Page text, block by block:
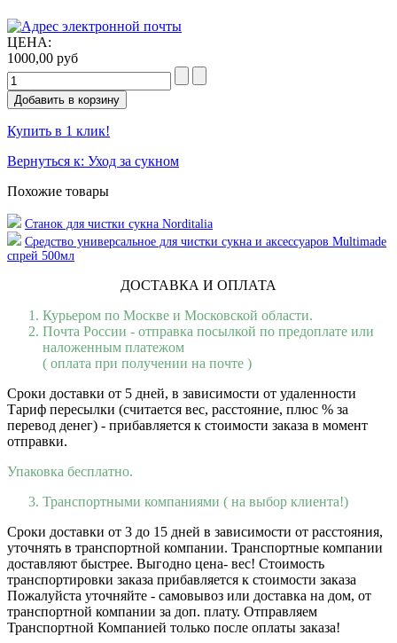
ЦЕНА:
1000,00 руб
Купить в 1 клик!
Вернуться к: Уход за сукном
Похожие товары
Станок для чистки сукна Norditalia
Средство универсальное для чистки сукна и аксессуаров Multimade
спрей 500мл
ДОСТАВКА И ОПЛАТА
Курьером по Москве и Московской области.
Почта России - отправка посылкой по предоплате или
наложенным платежом
( оплата при получении на почте )
Сроки доставки от 5 дней, в зависимости от удаленности
Тариф пересылки (считается вес, расстояние, плюс % за
перевод денег) - прибавляется к стоимости заказа в момент
отправки.
Упаковка бесплатно.
Транспортными компаниями ( на выбор клиента!)
Сроки доставки от 3 до 15 дней в зависимости от расстояния,
уточнять в транспортной компании. Транспортные компании
доставляют быстрее. Выгодно цена- вес! Стоимость
транспортировки заказа прибавляется к стоимости заказа
Пожалуйста уточняйте - самовывоз или доставка на дом, от
транспортной компании за доп. плату. Отправляем
Транспортной Компанией только после оплаты заказа!